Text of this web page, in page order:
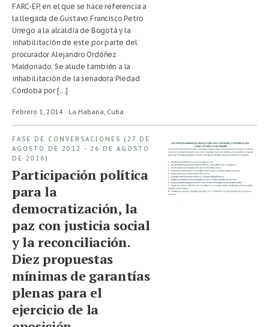
FARC-EP, en el que se hace referencia a
la llegada de Gustavo Francisco Petro
Urrego a la alcaldía de Bogotá y la
inhabilitación de este por parte del
procurador Alejandro Ordóñez
Maldonado. Se alude también a la
inhabilitación de la senadora Piedad
Córdoba por […]
Febrero 1, 2014 · La Habana, Cuba
FASE DE CONVERSACIONES (27 DE
AGOSTO DE 2012 - 26 DE AGOSTO
DE 2016)
Participación política
para la
democratización, la
paz con justicia social
y la reconciliación.
Diez propuestas
mínimas de garantías
plenas para el
ejercicio de la